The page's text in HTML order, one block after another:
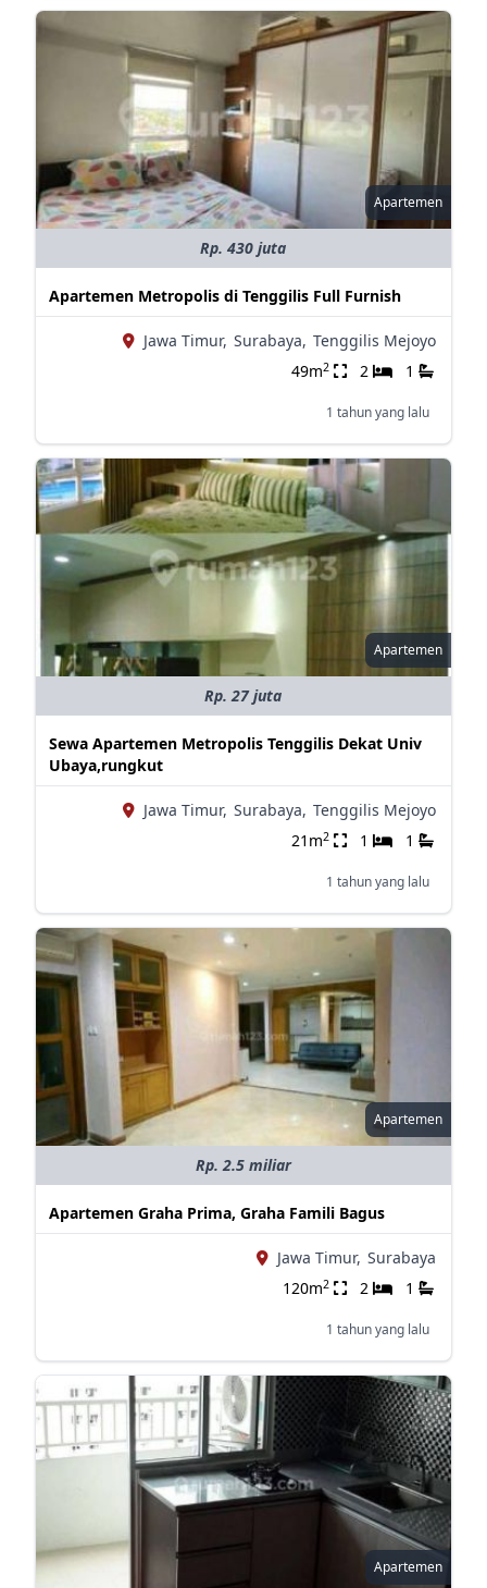
Apartemen
Rp. 430 juta
Apartemen Metropolis di Tenggilis Full Furnish
Jawa Timur, Surabaya, Tenggilis Mejoyo
49m2 2 1
1 tahun yang lalu
Apartemen
Rp. 27 juta
Sewa Apartemen Metropolis Tenggilis Dekat Univ
Ubaya,rungkut
Jawa Timur, Surabaya, Tenggilis Mejoyo
21m2 1 1
1 tahun yang lalu
Apartemen
Rp. 2.5 miliar
Apartemen Graha Prima, Graha Famili Bagus
Jawa Timur, Surabaya
120m2 2 1
1 tahun yang lalu
Apartemen